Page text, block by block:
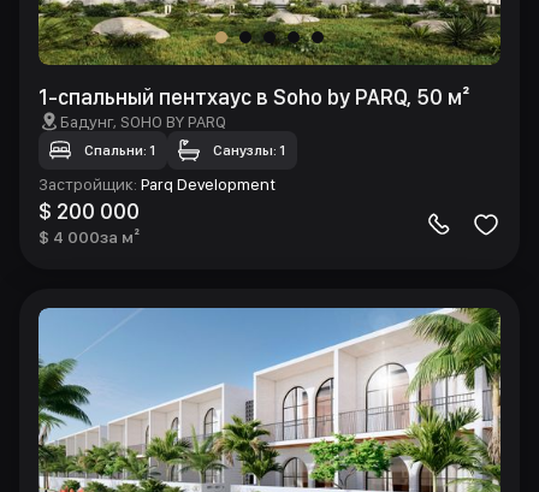
1-спальный пентхаус в Soho by PARQ, 50 м²
Бадунг, SOHO BY PARQ
Спальни: 1 Санузлы: 1
Застройщик: Parq Development
$ 200 000
$ 4 000за м²